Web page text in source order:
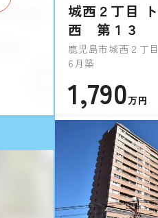
城西２丁目
西 第１３
鹿児島市城西２丁
6月築
1,790万円